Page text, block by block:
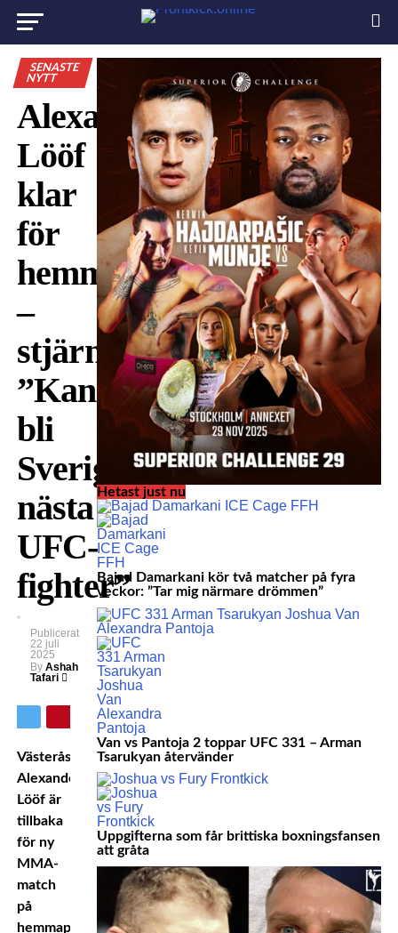
SENASTE
NYTT
Alexander
Lööf
klar
för
hemmamatch
–
stjärnan:
”Kan
bli
Sveriges
nästa
UFC-
fighter”
Publicerat
22 juli
2025
By Ashah
Tafari
Västeråsfightern
Alexander
Lööf är
tillbaka
för ny
MMA-
match
på
hemmaplan
Hetast just nu
Bajad Damarkani kör två matcher på fyra
veckor: ”Tar mig närmare drömmen”
Van vs Pantoja 2 toppar UFC 331 – Arman
Tsarukyan återvänder
Uppgifterna som får brittiska boxningsfansen
att gråta